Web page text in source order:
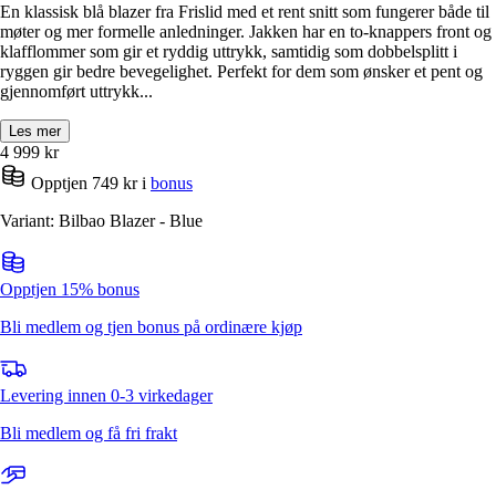
En klassisk blå blazer fra Frislid med et rent snitt som fungerer både til
møter og mer formelle anledninger. Jakken har en to-knappers front og
klafflommer som gir et ryddig uttrykk, samtidig som dobbelsplitt i
ryggen gir bedre bevegelighet. Perfekt for dem som ønsker et pent og
gjennomført uttrykk...
Les mer
4 999 kr
Opptjen 749 kr i bonus
Variant: Bilbao Blazer - Blue
Opptjen 15% bonus
Bli medlem og tjen bonus på ordinære kjøp
Levering innen 0-3 virkedager
Bli medlem og få fri frakt